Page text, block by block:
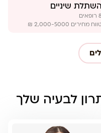
השתלת שיניים
8 רופאים
מחירים 2,000-5000 ₪
לבעיה שלך